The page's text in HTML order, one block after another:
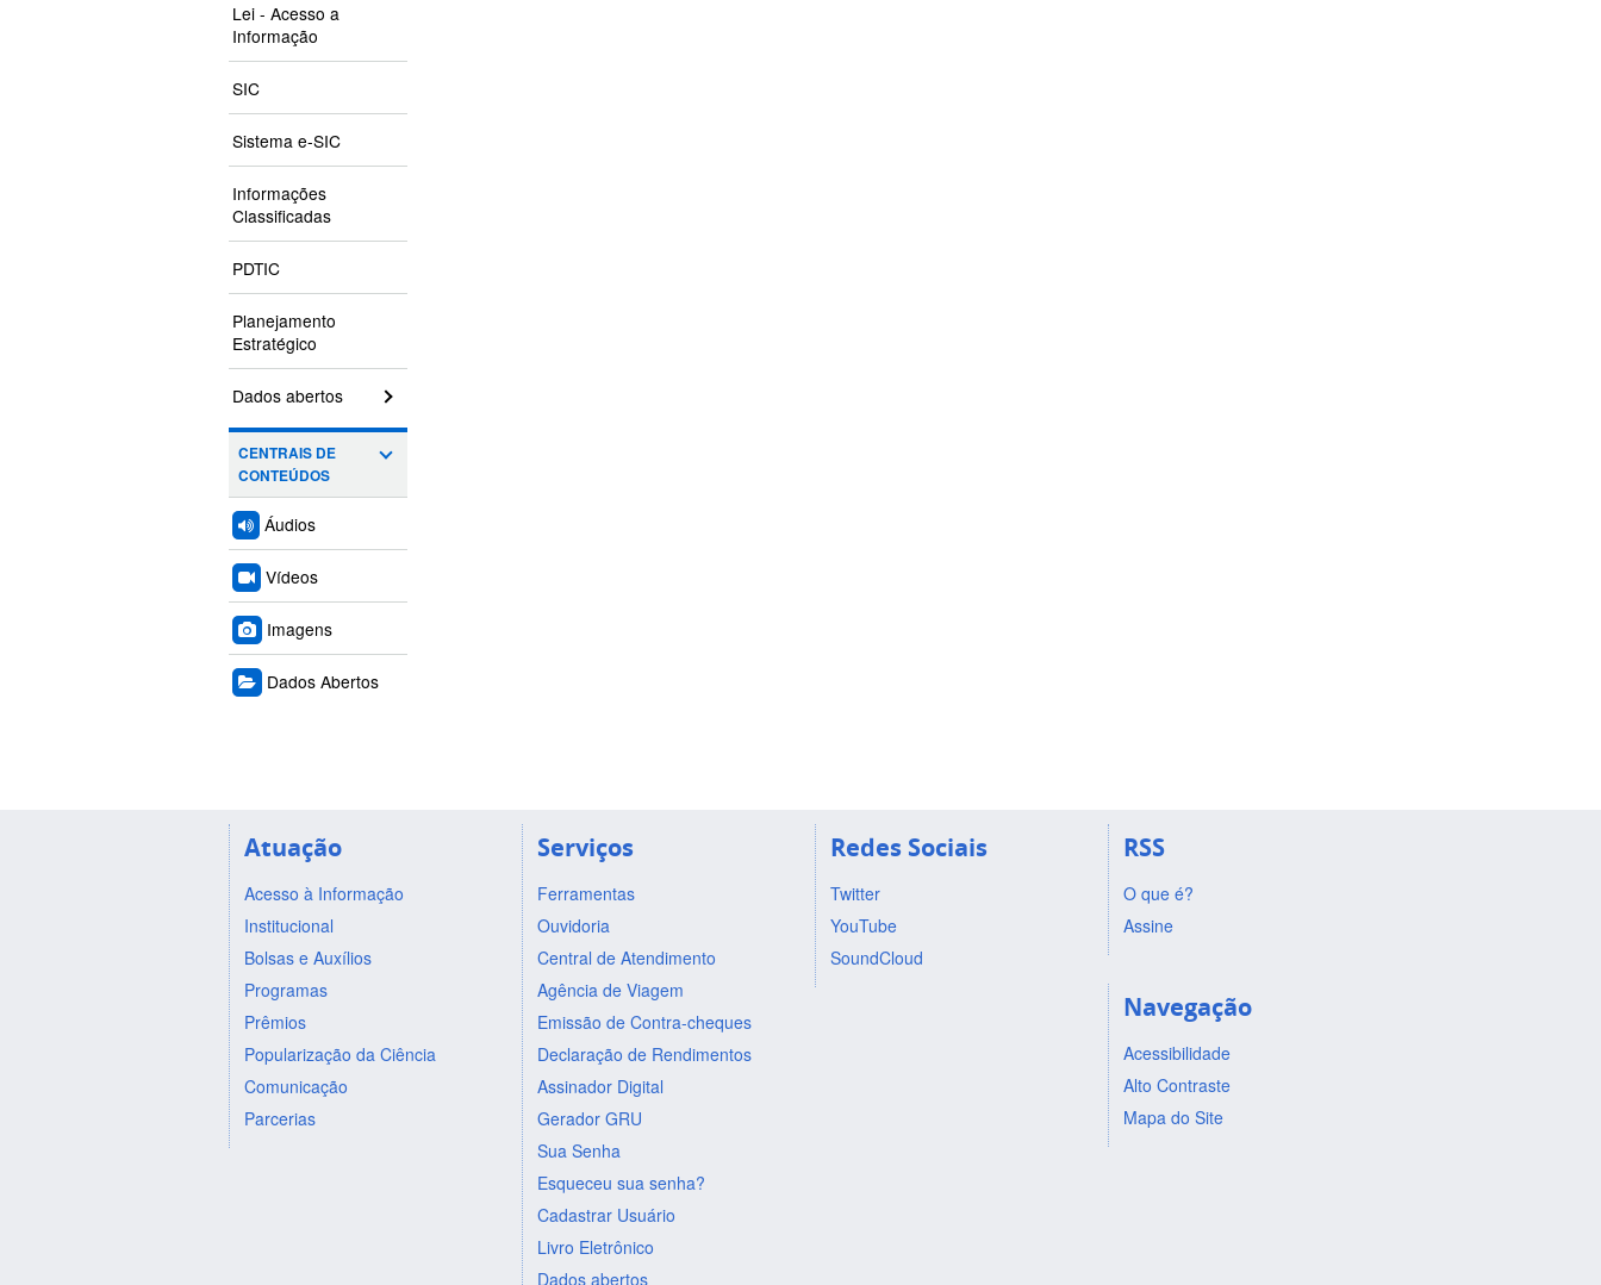
Lei - Acesso a
Informação
SIC
Sistema e-SIC
Informações
Classificadas
PDTIC
Planejamento
Estratégico
Dados abertos
CENTRAIS DE
CONTEÚDOS
Áudios
Vídeos
Imagens
Dados Abertos
Atuação
Acesso à Informação
Institucional
Bolsas e Auxílios
Programas
Prêmios
Popularização da Ciência
Comunicação
Parcerias
Serviços
Ferramentas
Ouvidoria
Central de Atendimento
Agência de Viagem
Emissão de Contra-cheques
Declaração de Rendimentos
Assinador Digital
Gerador GRU
Sua Senha
Esqueceu sua senha?
Cadastrar Usuário
Livro Eletrônico
Dados abertos
Redes Sociais
Twitter
YouTube
SoundCloud
RSS
O que é?
Assine
Navegação
Acessibilidade
Alto Contraste
Mapa do Site